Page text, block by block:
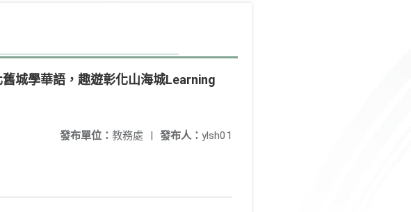
城學華語，趣遊彰化山海城Learning
發布人： ylsh01
發布單位： 教務處 |